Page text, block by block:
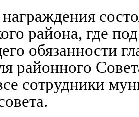
района, где
обязанности
районного
сотрудники